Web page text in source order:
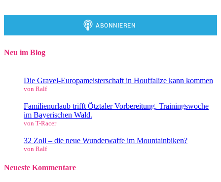
Neu im Blog
Die Gravel-Europameisterschaft in Houffalize kann kommen
von Ralf
Familienurlaub trifft Ötztaler Vorbereitung. Trainingswoche
im Bayerischen Wald.
von T-Racer
32 Zoll – die neue Wunderwaffe im Mountainbiken?
von Ralf
Neueste Kommentare